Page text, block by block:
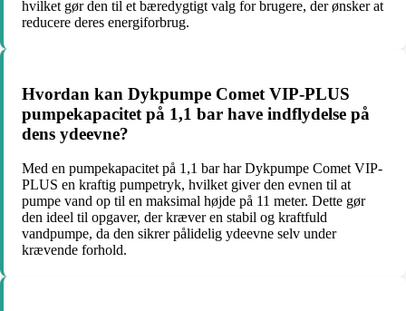
hvilket gør den til et bæredygtigt valg for brugere, der ønsker at
reducere deres energiforbrug.
Hvordan kan Dykpumpe Comet VIP-PLUS
pumpekapacitet på 1,1 bar have indflydelse på
dens ydeevne?
Med en pumpekapacitet på 1,1 bar har Dykpumpe Comet VIP-
PLUS en kraftig pumpetryk, hvilket giver den evnen til at
pumpe vand op til en maksimal højde på 11 meter. Dette gør
den ideel til opgaver, der kræver en stabil og kraftfuld
vandpumpe, da den sikrer pålidelig ydeevne selv under
krævende forhold.